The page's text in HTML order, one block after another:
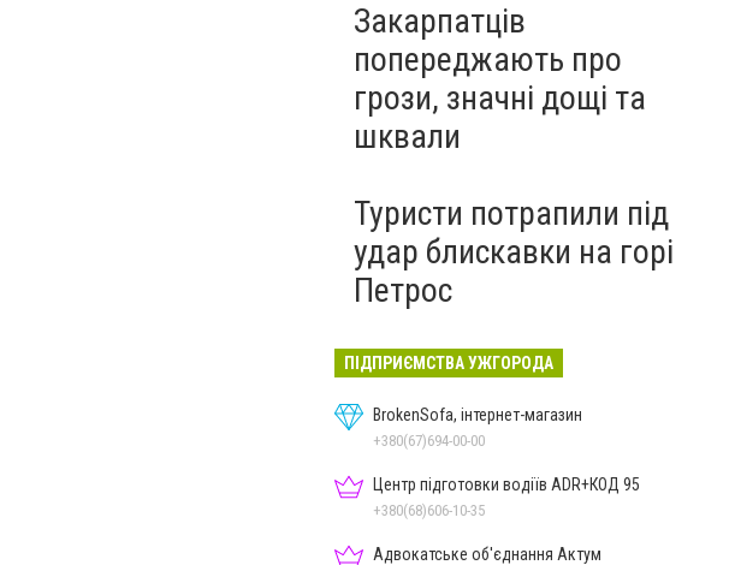
Закарпатців
попереджають про
грози, значні дощі та
шквали
Туристи потрапили під
удар блискавки на горі
Петрос
ПІДПРИЄМСТВА УЖГОРОДА
BrokenSofa, інтернет-магазин
+380(67)694-00-00
Центр підготовки водіїв ADR+КОД 95
+380(68)606-10-35
Адвокатське об'єднання Актум